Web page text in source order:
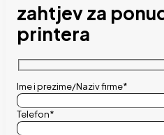
zahtjev za
printera
Ime i prezime/Naziv firme*
Telefon*